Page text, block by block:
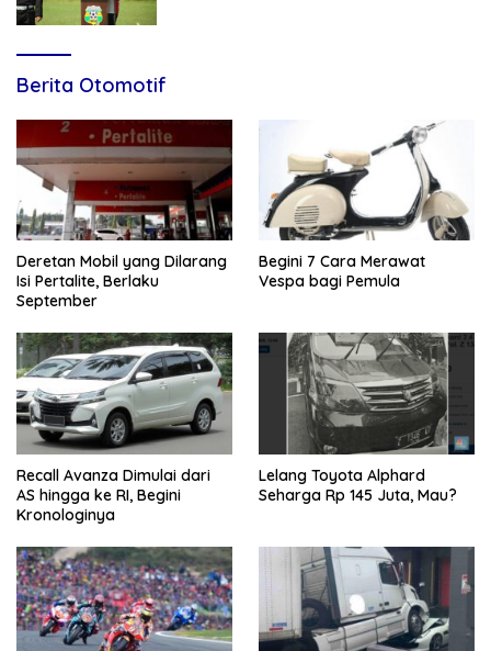
Berita Otomotif
Deretan Mobil yang Dilarang
Isi Pertalite, Berlaku
September
Begini 7 Cara Merawat
Vespa bagi Pemula
Recall Avanza Dimulai dari
AS hingga ke RI, Begini
Kronologinya
Lelang Toyota Alphard
Seharga Rp 145 Juta, Mau?